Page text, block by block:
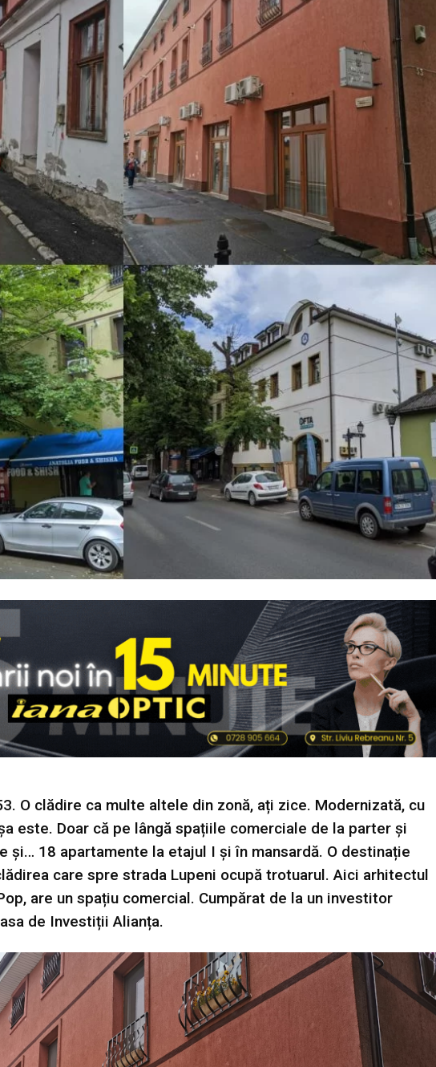
O clădire ca multe altele din zonă, ați zice. Modernizată, cu
este. Doar că pe lângă spațiile comerciale de la parter și
și… 18 apartamente la etajul I și în mansardă. O destinație
care spre strada Lupeni ocupă trotuarul. Aici arhitectul
are un spațiu comercial. Cumpărat de la un investitor
de Investiții Alianța.